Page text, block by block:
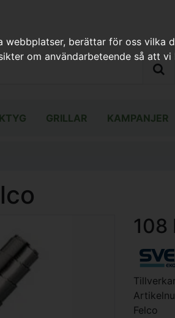
GRILLAR KAMPANJER
108
Felco
berättar för oss vilka
om användarbeteende så att